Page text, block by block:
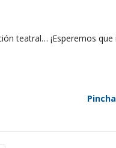
teatral… ¡Esperemos que